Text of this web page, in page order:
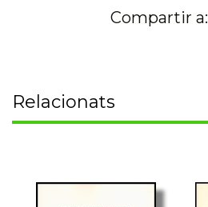
Compartir a:
Relacionats